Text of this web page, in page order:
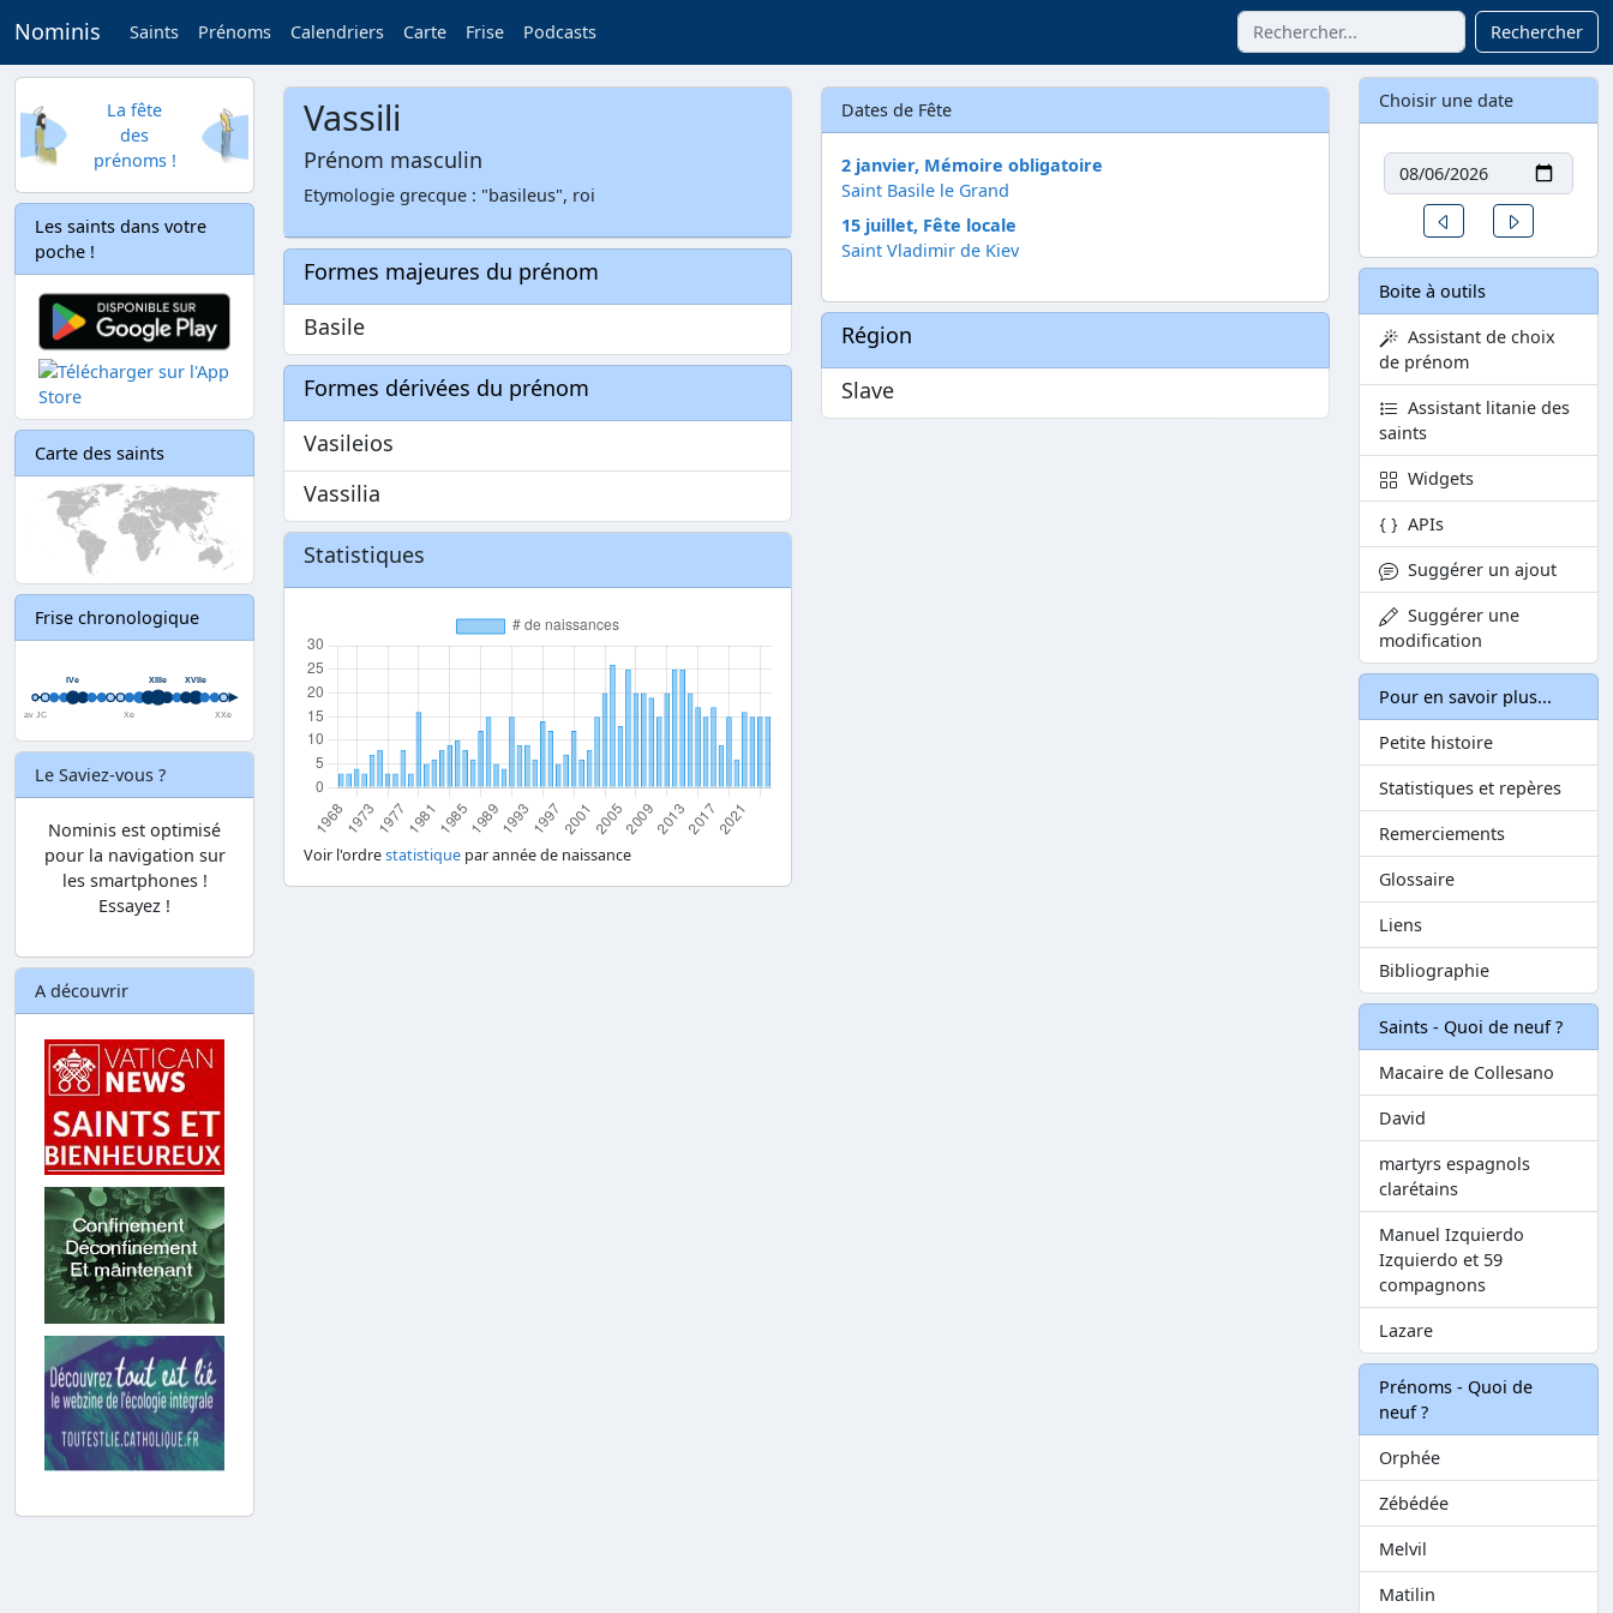
Nominis Saints Prénoms Calendriers Carte Frise Podcasts Rechercher
La fête
des
prénoms !
Les saints dans votre
poche !
Carte des saints
Frise chronologique
Le Saviez-vous ?
Nominis est optimisé
pour la navigation sur
les smartphones !
Essayez !
A découvrir
Vassili
Prénom masculin
Etymologie grecque : "basileus", roi
Formes majeures du prénom
Basile
Formes dérivées du prénom
Vasileios
Vassilia
Statistiques
Voir l'ordrestatistique par année de naissance
Dates de Fête
2 janvier, Mémoire obligatoire
Saint Basile le Grand
15 juillet, Fête locale
Saint Vladimir de Kiev
Région
Slave
Choisir une date
Date
Un jour avant
Boite à outils
Assistant de choix
de prénom
Assistant litanie des
saints
Widgets
APIs
Suggérer un ajout
Suggérer une
modification
Pour en savoir plus...
Petite histoire
Statistiques et repères
Remerciements
Glossaire
Liens
Bibliographie
Saints - Quoi de neuf ?
Macaire de Collesano
David
martyrs espagnols
clarétains
Manuel Izquierdo
Izquierdo et 59
compagnons
Lazare
Prénoms - Quoi de
neuf ?
Orphée
Zébédée
Melvil
Matilin